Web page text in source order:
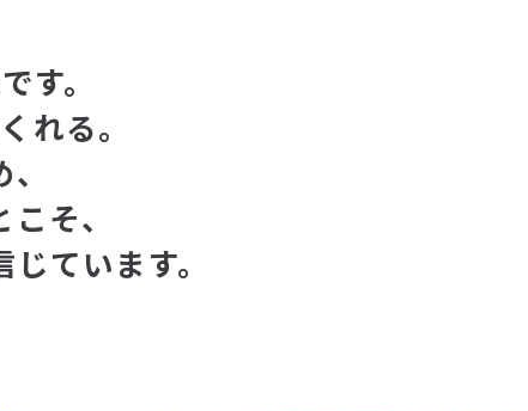
す。
れる。
そ、
ています。